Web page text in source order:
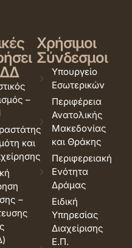
–
και
–
Χρήσιμοι
Σύνδεσμοι
Υπουργείο
Εσωτερικών
Περιφέρεια
Ανατολικής
Μακεδονίας
και Θράκης
Περιφερειακή
Ενότητα
Δράμας
Ειδική
Υπηρεσίας
Διαχείρισης
Ε.Π.